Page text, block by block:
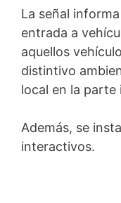
La señal
entrada a
aquellos
distintivo
local en la parte
Además, se
interactivos.